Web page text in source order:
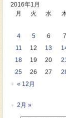
2016年1月
月
火 水
4
5 6 7
11
12 13
18
19 20
25
26 27
« 12月
2月 »